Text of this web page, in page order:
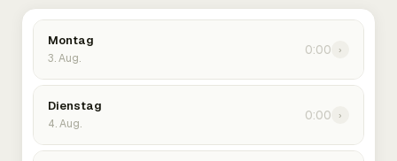
Montag
3. Aug.
0:00 ›
Dienstag
4. Aug.
0:00 ›